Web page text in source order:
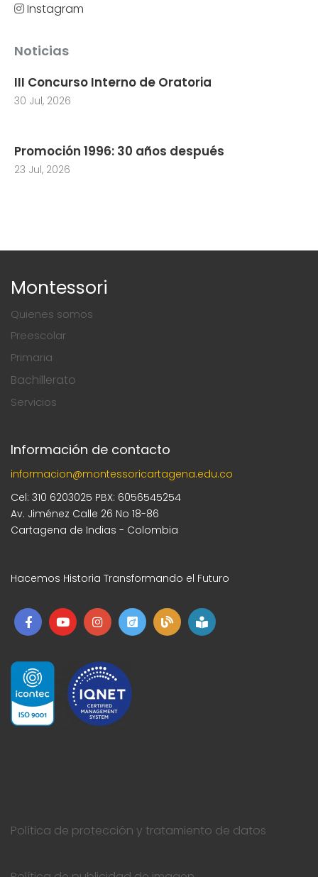
Instagram
Noticias
III Concurso Interno de Oratoria
30 Jul, 2026
Promoción 1996: 30 años después
23 Jul, 2026
Montessori
Quienes somos
Preescolar
Primaria
Bachillerato
Servicios
Información de contacto
informacion@montessoricartagena.edu.co
Cel: 310 6203025 PBX: 6056545254
Av. Jiménez Calle 26 No 18-86
Cartagena de Indias - Colombia
Hacemos Historia Transformando el Futuro
Política de protección y tratamiento de datos